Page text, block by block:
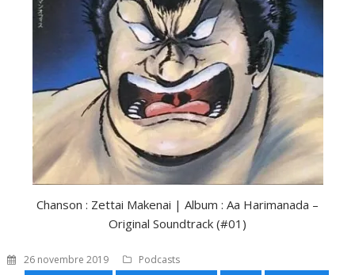
Chanson : Zettai Makenai | Album : Aa Harimanada –
Original Soundtrack (#01)
26 novembre 2019
Podcasts